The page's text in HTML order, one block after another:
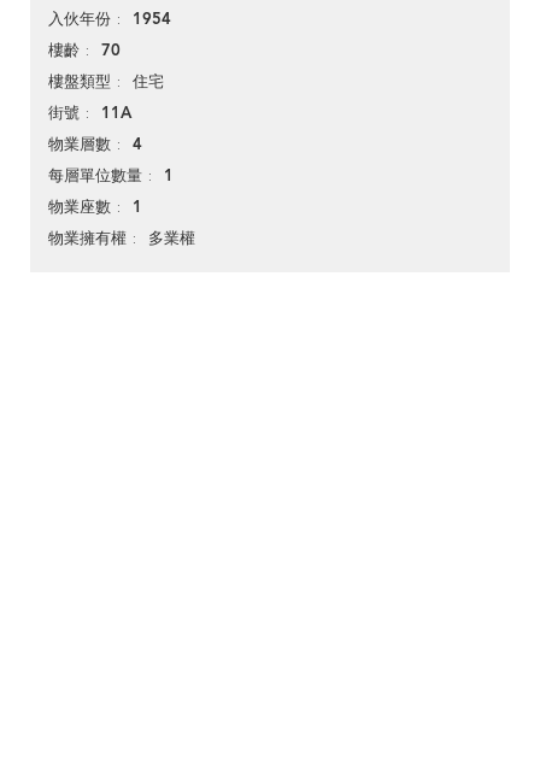
入伙年份 1954
樓齡 70
樓盤類型 住宅
街號 11A
物業層數 4
每層單位數量 1
物業座數 1
物業擁有權 多業權